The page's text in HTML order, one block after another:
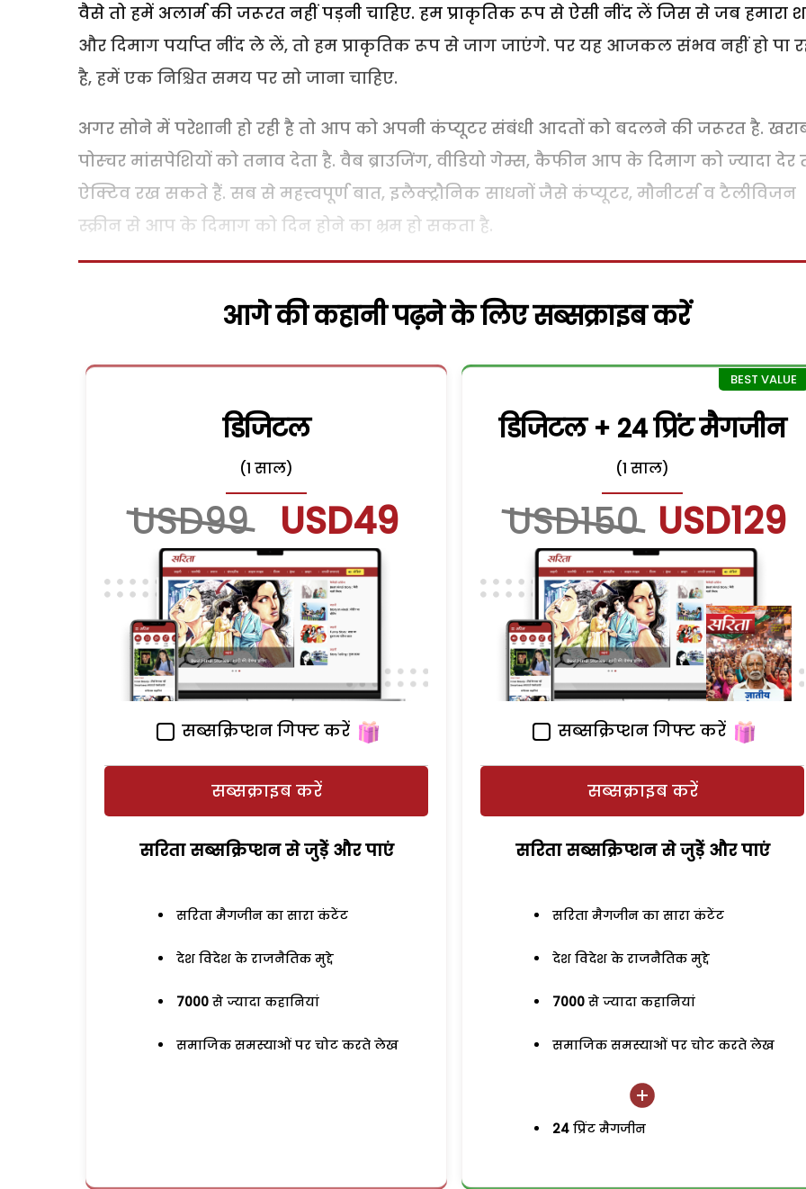
वैसे तो हमें अलार्म की जरूरत नहीं पड़नी चाहिए. हम प्राकृतिक रूप से ऐसी नींद लें जिस से जब हमारा
और दिमाग पर्याप्त नींद ले लें, तो हम प्राकृतिक रूप से जाग जाएंगे. पर यह आजकल संभव नहीं हो पा
है, हमें एक निश्चित समय पर सो जाना चाहिए.
अगर सोने में परेशानी हो रही है तो आप को अपनी कंप्यूटर संबंधी आदतों को बदलने की जरूरत है.
पोस्चर मांसपेशियों को तनाव देता है. वैब ब्राउजिंग, वीडियो गेम्स, कैफीन आप के दिमाग को ज्यादा
ऐक्टिव रख सकते हैं. सब से महत्त्वपूर्ण बात, इलैक्ट्रौनिक साधनों जैसे कंप्यूटर, मौनीटर्स व टैलीविजन
स्क्रीन से आप के दिमाग को दिन होने का भ्रम हो सकता है.
आगे की कहानी पढ़ने के लिए सब्सक्राइब करें
डिजिटल
(1 साल)
USD99 USD49
सब्सक्रिप्शन गिफ्ट करें
सब्सक्राइब करें
सरिता सब्सक्रिप्शन से जुड़ेें और पाएं
सरिता मैगजीन का सारा कंटेंट
देश विदेश के राजनैतिक मुद्दे
7000 से ज्यादा कहानियां
समाजिक समस्याओं पर चोट करते लेख
डिजिटल + 24 प्रिंट मैगजीन
(1 साल)
USD150 USD129
सब्सक्रिप्शन गिफ्ट करें
सब्सक्राइब करें
सरिता सब्सक्रिप्शन से जुड़ेें और पाएं
सरिता मैगजीन का सारा कंटेंट
देश विदेश के राजनैतिक मुद्दे
7000 से ज्यादा कहानियां
समाजिक समस्याओं पर चोट करते लेख
24 प्रिंट मैगजीन